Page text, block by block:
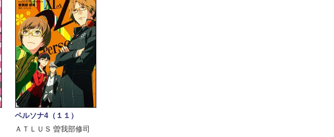
ペルソナ4（１１）
ＡＴＬＵＳ 曽我部修司